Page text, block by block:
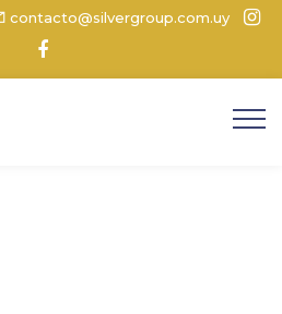
contacto@silvergroup.com.uy